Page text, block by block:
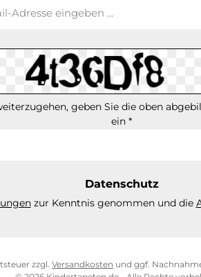
geben Sie die oben
ein *
Datenschutz
zur Kenntnis genommen und die
zzgl. Versandkosten und ggf.